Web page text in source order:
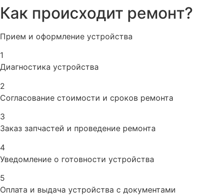
Как происходит ремонт?
Прием и оформление устройства
1
Диагностика устройства
2
Согласование стоимости и сроков ремонта
3
Заказ запчастей и проведение ремонта
4
Уведомление о готовности устройства
5
Оплата и выдача устройства с документами